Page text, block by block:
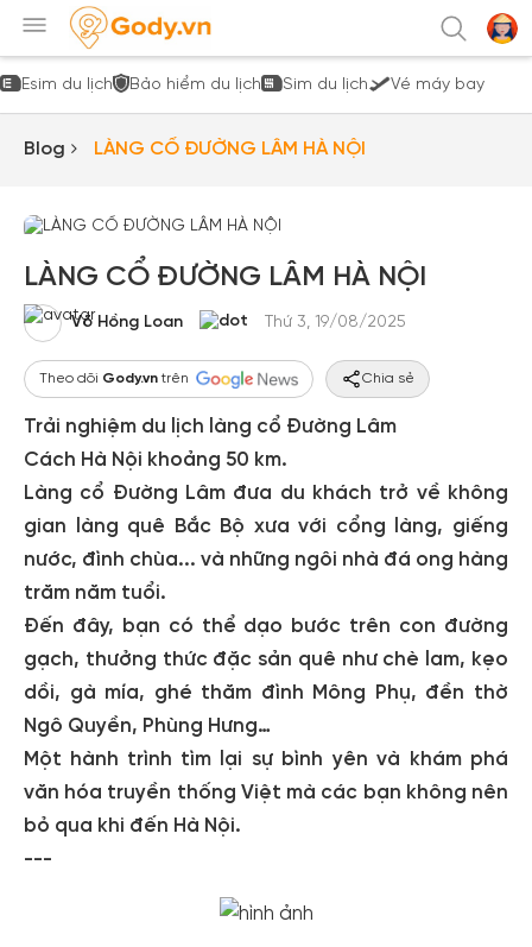
Esim du lịch Bảo hiểm du lịch Sim du lịch Vé máy bay
Blog LÀNG CỔ ĐƯỜNG LÂM HÀ NỘI
LÀNG CỔ ĐƯỜNG LÂM HÀ NỘI
Võ Hồng Loan Thứ 3, 19/08/2025
Theo dõi Gody.vntrên Chia sẻ
Trải nghiệm du lịch làng cổ Đường Lâm
Cách Hà Nội khoảng 50 km.
Làng cổ Đường Lâm đưa du khách trở về không
gian làng quê Bắc Bộ xưa với cổng làng, giếng
nước, đình chùa... và những ngôi nhà đá ong hàng
trăm năm tuổi.
Đến đây, bạn có thể dạo bước trên con đường
gạch, thưởng thức đặc sản quê như chè lam, kẹo
dồi, gà mía, ghé thăm đình Mông Phụ, đền thờ
Ngô Quyền, Phùng Hưng…
Một hành trình tìm lại sự bình yên và khám phá
văn hóa truyền thống Việt mà các bạn không nên
bỏ qua khi đến Hà Nội.
---